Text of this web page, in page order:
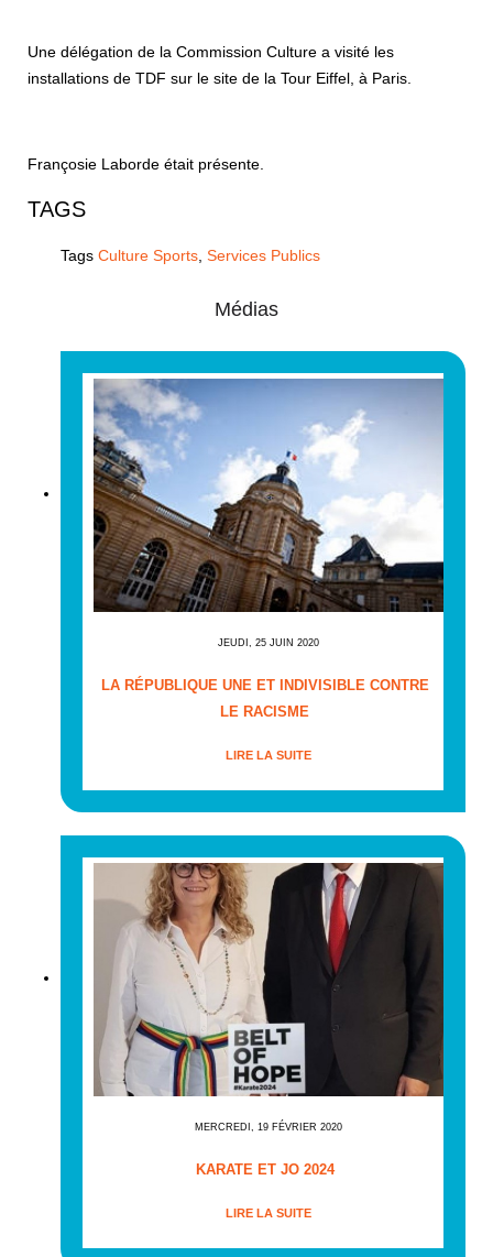
Une délégation de la Commission Culture a visité les
installations de TDF sur le site de la Tour Eiffel, à Paris.
Françosie Laborde était présente.
TAGS
Tags Culture Sports Services Publics
Médias
JEUDI, 25 JUIN 2020
LA RÉPUBLIQUE UNE ET INDIVISIBLE CONTRE
LE RACISME
LIRE LA SUITE
MERCREDI, 19 FÉVRIER 2020
KARATE ET JO 2024
LIRE LA SUITE